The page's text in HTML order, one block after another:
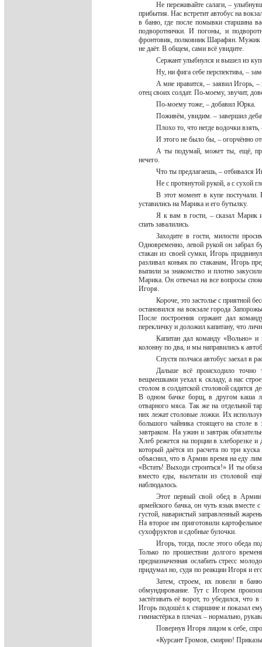
Не переживайте салаги, –
прибытия. Нас встретит автобус на
в баню, где после помывки старшина
подворотнички. И погоны, и
фронтовик, полковник Шарафян. Мужик
не даёт. В общем, сами всё увидите.
Сержант улыбнулся и вышел из
Ну, ни фига себе перспектива, –
А мне нравится, – заявил Игорь, –
отец своих солдат. По-моему, звучит,
По-моему тоже, – добавил Юрка.
Поживём, увидим. – завершил
Плохо то, что негде водочки
И этого не было бы, – огорчённо
А ты подумай, может ты, ещё,
нечего.
Что ты предлагаешь, – отбивался
Не с протянутой рукой, а с сухой
В этот момент в купе
уставились на Марика и его бутылку.
Я к вам в гости, – сказал Марик
спать завалились.
Заходите в гости, милости
Одновременно, левой рукой он забрал
стакан из своей сумки, Игорь
разливал коньяк по стаканам, Игорь
выпили за знакомство и плотно
Марика. Он отвечал на все вопросы
Игоря.
Короче, это застолье с приятной
остановился на вокзале города
После построения сержант дал
перекличку и доложил капитану, что
Капитан дал команду «Вольно» и
колонну по два, и мы направились к
Спустя полчаса автобус заехал
Дальше всё происходило
вещмешками уехал к складу, а нас
столом в солдатской столовой садятся
В одном бачке борщ, в другом каша
отварного мяса. Так же на отдельной
них лежат столовые ложки. Их
большого чайника стоящего на столе
завтраком. На ужин и завтрак
Хлеб режется на порции в хлеборезке
который даётся из расчета по три
объяснил, что в Армии время на еду
«Встать! Выходи строиться!» И ты
вместо еды, вылетали из столовой
наблюдалось.
Этот первый свой обед в
армейского бачка, он чуть язык вместе
густой, наваристый заправленный
На второе им приготовили
сухофруктов и сдобные булочки.
Игорь, тогда, после этого обеда
Только по прошествии долгого
предназначенная ослабить стресс
придумал но, судя по реакции Игоря и
Затем, строем, их повели в
обмундирование. Тут с Игорем
застёгивать её ворот, то убедился, что
Игорь подошёл к старшине и показал
гимнастёрка в плечах – нормально,
Повернув Игоря лицом к себе,
«Курсант Громов, смирно!